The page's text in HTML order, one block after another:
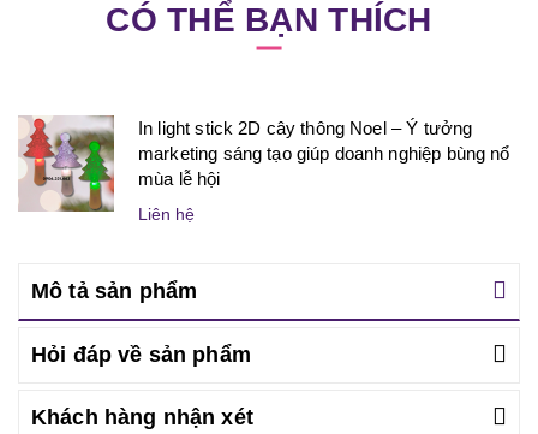
CÓ THỂ BẠN THÍCH
In light stick 2D cây thông Noel – Ý tưởng
marketing sáng tạo giúp doanh nghiệp bùng nổ
mùa lễ hội
Liên hệ
Mô tả sản phẩm
Hỏi đáp về sản phẩm
Khách hàng nhận xét